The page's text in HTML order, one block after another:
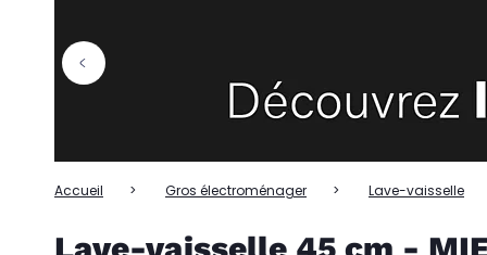
Accueil Gros électroménager Lave-vaisselle